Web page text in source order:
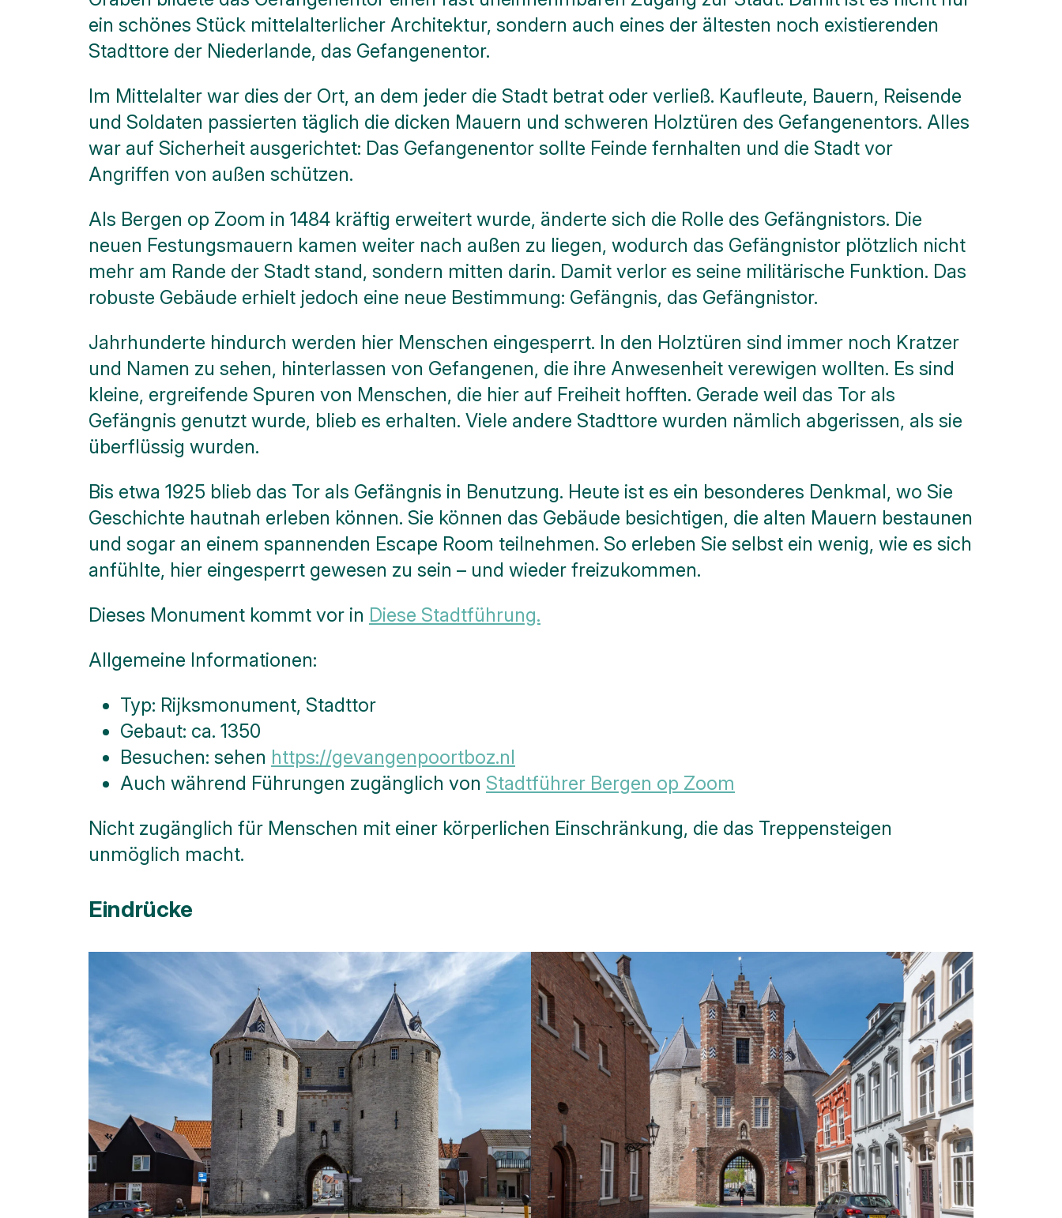
Denkmalen
ein schönes Stück mittelalterlicher Architektur, sondern auch eines der ältesten noch existierenden
Stadttore der Niederlande, das Gefangenentor.
Im Mittelalter war dies der Ort, an dem jeder die Stadt betrat oder verließ. Kaufleute, Bauern, Reisende
und Soldaten passierten täglich die dicken Mauern und schweren Holztüren des Gefangenentors. Alles
war auf Sicherheit ausgerichtet: Das Gefangenentor sollte Feinde fernhalten und die Stadt vor
Angriffen von außen schützen.
Als Bergen op Zoom in 1484 kräftig erweitert wurde, änderte sich die Rolle des Gefängnistors. Die
neuen Festungsmauern kamen weiter nach außen zu liegen, wodurch das Gefängnistor plötzlich nicht
mehr am Rande der Stadt stand, sondern mitten darin. Damit verlor es seine militärische Funktion. Das
robuste Gebäude erhielt jedoch eine neue Bestimmung: Gefängnis, das Gefängnistor.
Jahrhunderte hindurch werden hier Menschen eingesperrt. In den Holztüren sind immer noch Kratzer
und Namen zu sehen, hinterlassen von Gefangenen, die ihre Anwesenheit verewigen wollten. Es sind
kleine, ergreifende Spuren von Menschen, die hier auf Freiheit hofften. Gerade weil das Tor als
Gefängnis genutzt wurde, blieb es erhalten. Viele andere Stadttore wurden nämlich abgerissen, als sie
überflüssig wurden.
Bis etwa 1925 blieb das Tor als Gefängnis in Benutzung. Heute ist es ein besonderes Denkmal, wo Sie
Geschichte hautnah erleben können. Sie können das Gebäude besichtigen, die alten Mauern bestaunen
und sogar an einem spannenden Escape Room teilnehmen. So erleben Sie selbst ein wenig, wie es sich
anfühlte, hier eingesperrt gewesen zu sein – und wieder freizukommen.
Dieses Monument kommt vor in Diese Stadtführung.
Allgemeine Informationen:
Typ: Rijksmonument, Stadttor
Gebaut: ca. 1350
Besuchen: sehen https://gevangenpoortboz.nl
Auch während Führungen zugänglich von Stadtführer Bergen op Zoom
Nicht zugänglich für Menschen mit einer körperlichen Einschränkung, die das Treppensteigen
unmöglich macht.
Eindrücke